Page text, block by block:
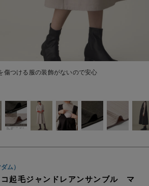
マ
のセレモニー
ーアイテム
におすすめ！
何枚あっても嬉しい
長く使えるアイテム
お部屋映えアイテム
傷つける服の装飾がないので安心
ム）
起毛ジャンドレアンサンブル マ